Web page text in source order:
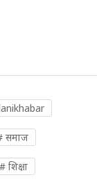
समाज
# शिक्षा